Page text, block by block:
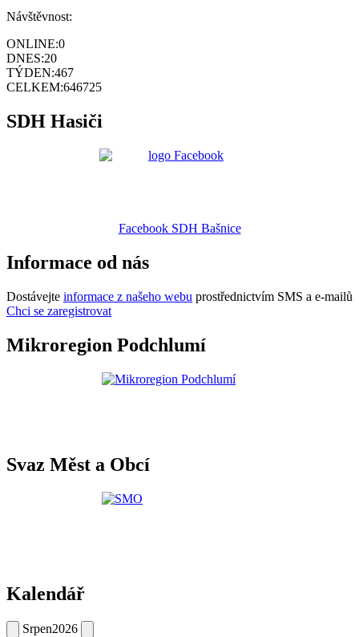
Návštěvnost:
ONLINE:0
DNES:20
TÝDEN:467
CELKEM:646725
SDH Hasiči
Facebook SDH Bašnice
Informace od nás
Dostávejte informace z našeho webu prostřednictvím SMS a e-mailů
Chci se zaregistrovat
Mikroregion Podchlumí
Svaz Měst a Obcí
Kalendář
Srpen2026